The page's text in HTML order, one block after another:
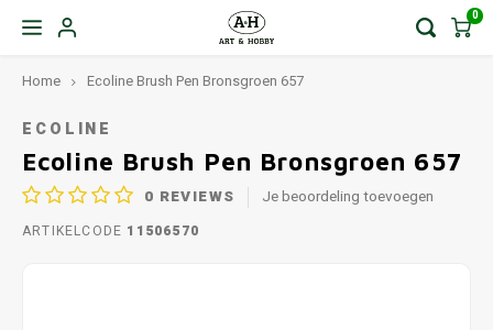
0
Home Ecoline Brush Pen Bronsgroen 657
ECOLINE
Ecoline Brush Pen Bronsgroen 657
0 REVIEWS Je beoordeling toevoegen
ARTIKELCODE 11506570